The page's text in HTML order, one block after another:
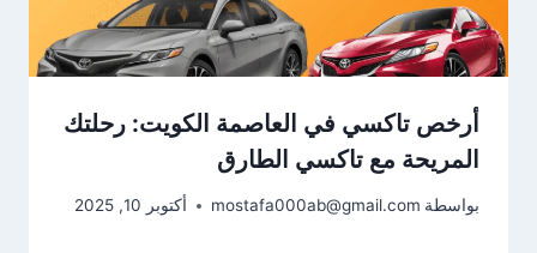
أرخص تاكسي في العاصمة الكويت: رحلتك
المريحة مع تاكسي الطارق
بواسطة mostafa000ab@gmail.com أكتوبر 10, 2025